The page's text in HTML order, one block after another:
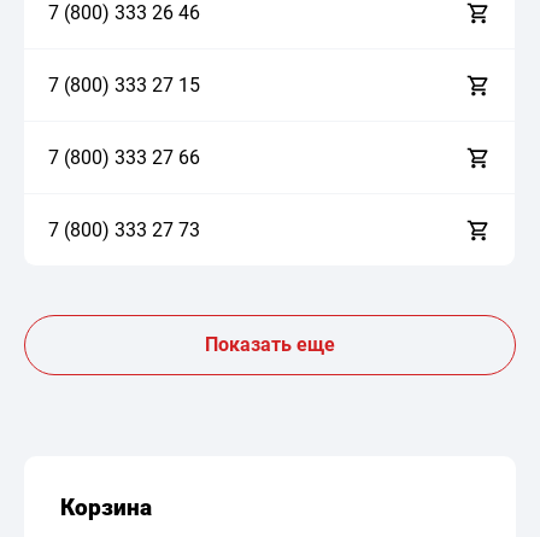
7 (800) 333 26 46
7 (800) 333 27 1 5
7 (800) 333 27 66
7 (800) 333 27 73
Показать еще
Корзина